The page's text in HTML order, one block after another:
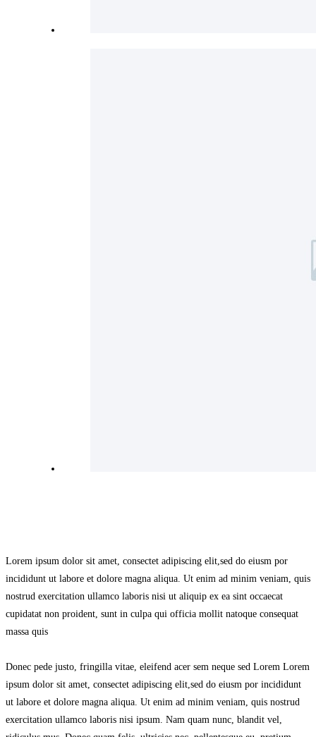
Lorem ipsum dolor sit amet, consectet adipiscing elit,sed do eiusm por
incididunt ut labore et dolore magna aliqua. Ut enim ad minim veniam, quis
nostrud exercitation ullamco laboris nisi ut aliquip ex ea sint occaecat
cupidatat non proident, sunt in culpa qui officia mollit natoque consequat
massa quis
Donec pede justo, fringilla vitae, eleifend acer sem neque sed Lorem Lorem
ipsum dolor sit amet, consectet adipiscing elit,sed do eiusm por incididunt
ut labore et dolore magna aliqua. Ut enim ad minim veniam, quis nostrud
exercitation ullamco laboris nisi ipsum. Nam quam nunc, blandit vel,